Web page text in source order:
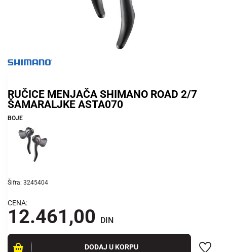
RUČICE MENJAČA SHIMANO ROAD 2/7
ŠAMARALJKE ASTA070
BOJE
Šifra: 3245404
CENA:
12.461,00 DIN
DODAJ U KORPU